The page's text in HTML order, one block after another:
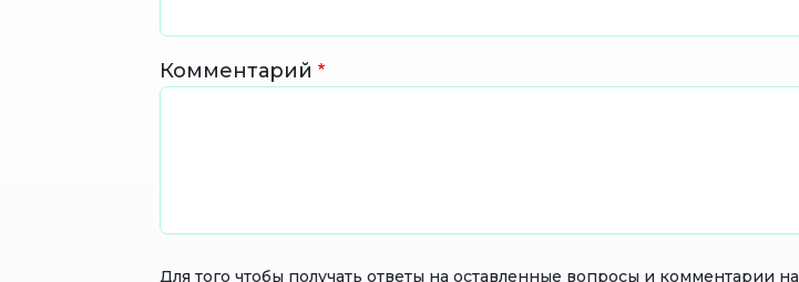
Комментарий
Для того чтобы получать ответы на оставленные вопросы и комментарии на